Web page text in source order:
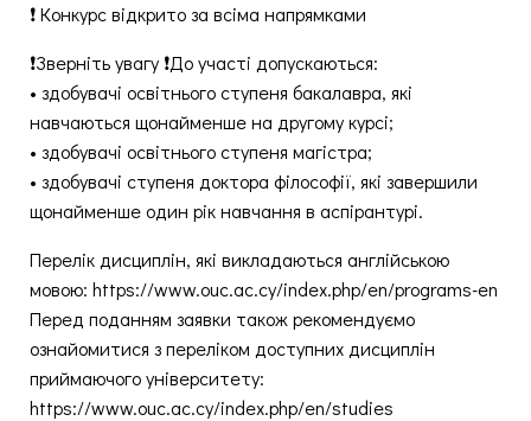
❗ Конкурс відкрито за всіма напрямками
❗Зверніть увагу ❗До участі допускаються:
• здобувачі освітнього ступеня бакалавра, які
навчаються щонайменше на другому курсі;
• здобувачі освітнього ступеня магістра;
• здобувачі ступеня доктора філософії, які завершили
щонайменше один рік навчання в аспірантурі.
Перелік дисциплін, які викладаються англійською
мовою: https://www.ouc.ac.cy/index.php/en/programs-en
Перед поданням заявки також рекомендуємо
ознайомитися з переліком доступних дисциплін
приймаючого університету:
https://www.ouc.ac.cy/index.php/en/studies